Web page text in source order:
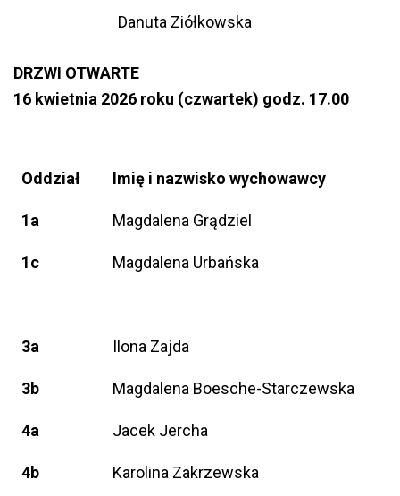
Danuta Ziółkowska
DRZWI OTWARTE
16 kwietnia 2026 roku (czwartek) godz. 17.00
Oddział Imię i nazwisko wychowawcy
1a Magdalena Grądziel
1c Magdalena Urbańska
3a Ilona Zajda
3b Magdalena Boesche-Starczewska
4a Jacek Jercha
4b Karolina Zakrzewska